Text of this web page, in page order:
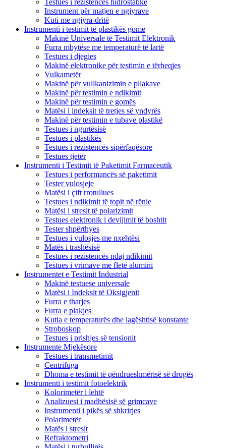
Instrument për matjen e ngjyrave
Kuti me ngjyra-dritë
Instrumenti i testimit të plastikës gome
Makinë Universale të Testimit Elektronik
Furra mbytëse me temperaturë të lartë
Testues i djegies
Makinë elektronike për testimin e tërheqjes
Vulkametër
Makinë për vullkanizimin e pllakave
Makinë për testimin e ndikimit
Makinë për testimin e gomës
Matësi i indeksit të tretjes së yndyrës
Makinë për testimin e tubave plastikë
Testues i ngurtësisë
Testues i plastikës
Testues i rezistencës sipërfaqësore
Testues tjetër
Instrumenti i Testimit të Paketimit Farmaceutik
Testues i performancës së paketimit
Tester vulosjeje
Matësi i çift rrotullues
Testues i ndikimit të topit në rënie
Matësi i stresit të polarizimit
Testues elektronik i devijimit të boshtit
Tester shpërthyes
Testues i vulosjes me nxehtësi
Matës i trashësisë
Testues i rezistencës ndaj ndikimit
Testues i vrimave me fletë alumini
Instrumentet e Testimit Industrial
Makinë testuese universale
Matësi i Indeksit të Oksigjenit
Furra e tharjes
Furra e plakjes
Kutia e temperaturës dhe lagështisë konstante
Stroboskop
Testues i prishjes së tensionit
Instrumente Mjekësore
Testues i transmetimit
Centrifuga
Dhoma e testimit të qëndrueshmërisë së drogës
Instrumenti i testimit fotoelektrik
Kolorimetër i lehtë
Analizuesi i madhësisë së grimcave
Instrumenti i pikës së shkrirjes
Polarimetër
Matës i stresit
Refraktometri